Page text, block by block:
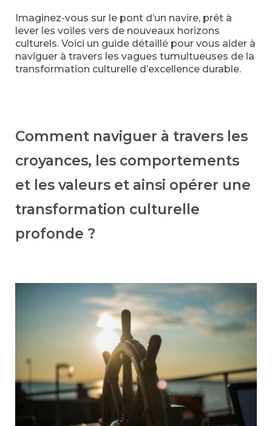
Imaginez-vous sur le pont d’un navire, prêt à
lever les voiles vers de nouveaux horizons
culturels. Voici un guide détaillé pour vous aider à
naviguer à travers les vagues tumultueuses de la
transformation culturelle d’excellence durable.
Comment naviguer à travers les
croyances, les comportements
et les valeurs et ainsi opérer une
transformation culturelle
profonde ?